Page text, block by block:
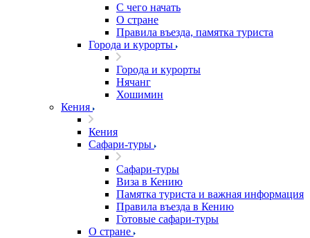
С чего начать
О стране
Правила въезда, памятка туриста
Города и курорты
Города и курорты
Нячанг
Хошимин
Кения
Кения
Сафари-туры
Сафари-туры
Виза в Кению
Памятка туриста и важная информация
Правила въезда в Кению
Готовые сафари-туры
О стране